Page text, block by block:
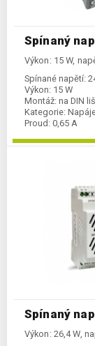
Spínaný
Výkon: 15 W,
Spínané napětí:
Výkon: 15 W
Montáž: na DIN
Kategorie:
Proud: 0,65 A
Spínaný
Výkon: 26,4 W,